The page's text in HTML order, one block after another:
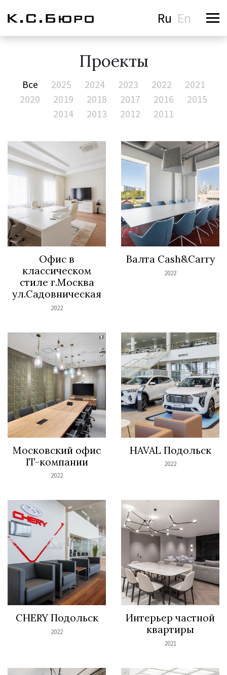
Ru En
Проекты
Все 2025 2024 2023 2022
2021
2020
2019 2018 2017 2016
2015
2014
2013 2012 2011
Офис в
классическом
стиле г.Москва
ул.Садовническая
2022
Валта Cash&Carry
2022
Московский офис
IT-компании
2022
HAVAL Подольск
2022
CHERY Подольск
2022
Интерьер частной
квартиры
2021